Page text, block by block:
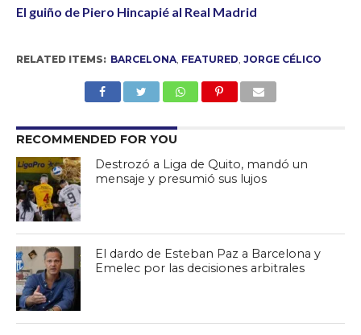
El guiño de Piero Hincapié al Real Madrid
RELATED ITEMS: BARCELONA, FEATURED, JORGE CÉLICO
RECOMMENDED FOR YOU
Destrozó a Liga de Quito, mandó un
mensaje y presumió sus lujos
El dardo de Esteban Paz a Barcelona y
Emelec por las decisiones arbitrales